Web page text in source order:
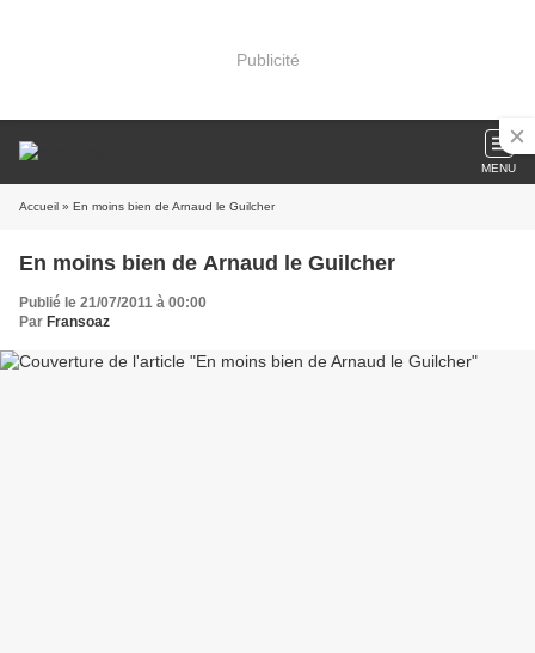
Publicité
MENU
Accueil » En moins bien de Arnaud le Guilcher
En moins bien de Arnaud le Guilcher
Publié le 21/07/2011 à 00:00
Par Fransoaz